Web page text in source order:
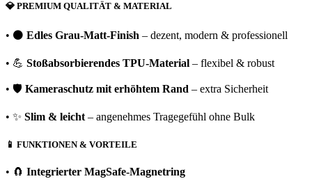
💎 PREMIUM QUALITÄT & MATERIAL
• ⚫ Edles Grau-Matt-Finish – dezent, modern & professionell
• 💪 Stoßabsorbierendes TPU-Material – flexibel & robust
• 🛡️ Kameraschutz mit erhöhtem Rand – extra Sicherheit
• ✨ Slim & leicht – angenehmes Tragegefühl ohne Bulk
📱 FUNKTIONEN & VORTEILE
• 🧲 Integrierter MagSafe-Magnetring